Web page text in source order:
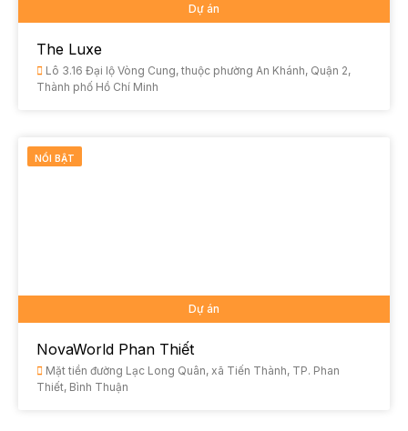
Dự án
The Luxe
Lô 3.16 Đại lộ Vòng Cung, thuộc phường An Khánh, Quận 2,
Thành phố Hồ Chí Minh
NỔI BẬT
Dự án
NovaWorld Phan Thiết
Mặt tiền đường Lạc Long Quân, xã Tiến Thành, TP. Phan
Thiết, Bình Thuận